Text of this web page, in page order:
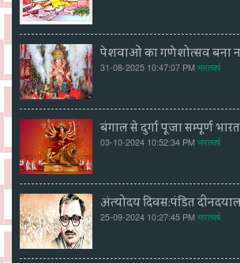
पेशवाओं का गणेशोत्सव बना
31-08-2025 10:47:07 PMभारतवर्ष
बंगाल से दुर्गा पूजा सम्पूर्ण
03-10-2024 10:52:34 PMभारतवर्ष
अंत्योदय दिवस:पंडित
25-09-2024 10:27:45 PMभारतवर्ष